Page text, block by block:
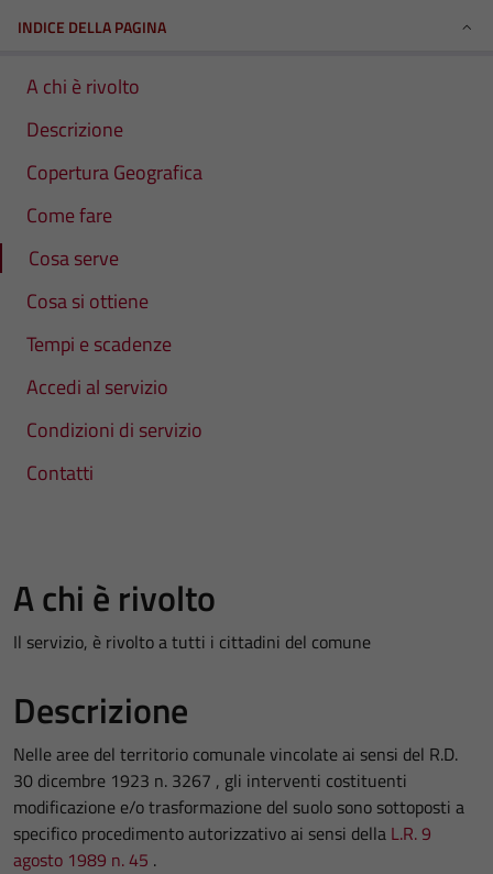
INDICE DELLA PAGINA
A chi è rivolto
Descrizione
Copertura Geografica
Come fare
Cosa serve
Cosa si ottiene
Tempi e scadenze
Accedi al servizio
Condizioni di servizio
Contatti
A chi è rivolto
Il servizio, è rivolto a tutti i cittadini del comune
Descrizione
Nelle aree del territorio comunale vincolate ai sensi del R.D.
30 dicembre 1923 n. 3267 , gli interventi costituenti
modificazione e/o trasformazione del suolo sono sottoposti a
specifico procedimento autorizzativo ai sensi della L.R. 9
agosto 1989 n. 45 .